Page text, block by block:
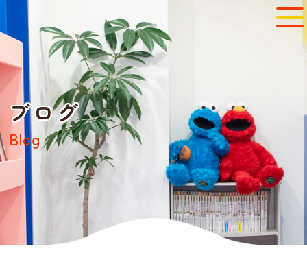
ブログ
Blog